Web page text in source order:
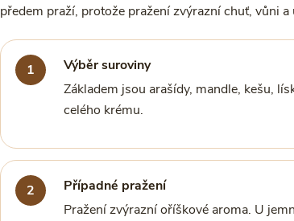
předem praží, protože pražení zvýrazní chuť, vůni
Výběr suroviny
Základem jsou arašídy, mandle, kešu,
celého krému.
Případné pražení
Pražení zvýrazní oříškové aroma. U